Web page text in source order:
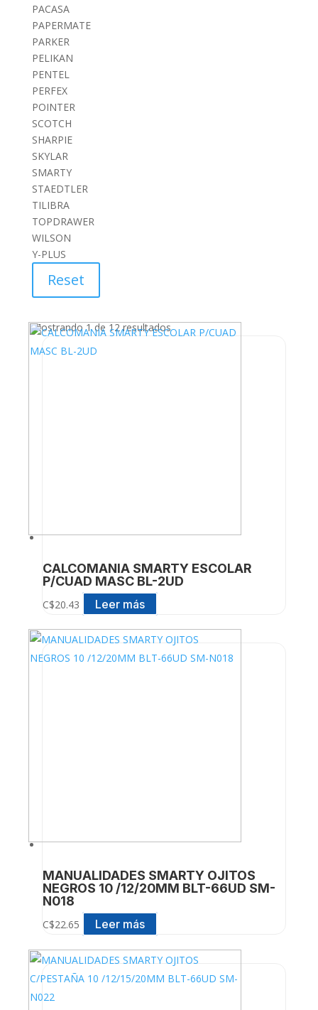
PACASA
PAPERMATE
PARKER
PELIKAN
PENTEL
PERFEX
POINTER
SCOTCH
SHARPIE
SKYLAR
SMARTY
STAEDTLER
TILIBRA
TOPDRAWER
WILSON
Y-PLUS
Reset
Mostrando 1 de 12 resultados
CALCOMANIA SMARTY ESCOLAR
P/CUAD MASC BL-2UD
C$20.43 Leer más
MANUALIDADES SMARTY OJITOS
NEGROS 10 /12/20MM BLT-66UD SM-
N018
C$22.65 Leer más